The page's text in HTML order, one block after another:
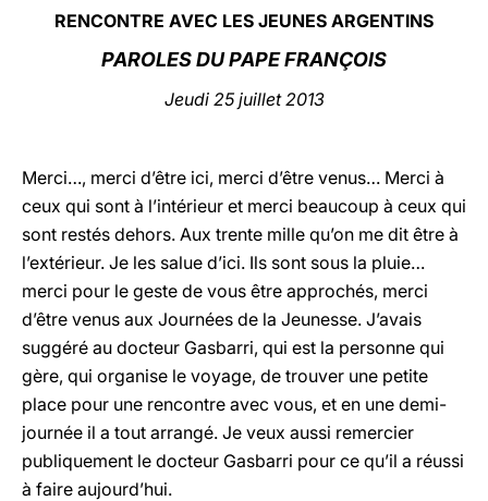
RENCONTRE AVEC LES JEUNES ARGENTINS
PAROLES DU PAPE FRANÇOIS
Jeudi 25 juillet 2013
Merci…, merci d’être ici, merci d’être venus… Merci à
ceux qui sont à l’intérieur et merci beaucoup à ceux qui
sont restés dehors. Aux trente mille qu’on me dit être à
l’extérieur. Je les salue d’ici. Ils sont sous la pluie…
merci pour le geste de vous être approchés, merci
d’être venus aux Journées de la Jeunesse. J’avais
suggéré au docteur Gasbarri, qui est la personne qui
gère, qui organise le voyage, de trouver une petite
place pour une rencontre avec vous, et en une demi-
journée il a tout arrangé. Je veux aussi remercier
publiquement le docteur Gasbarri pour ce qu’il a réussi
à faire aujourd’hui.